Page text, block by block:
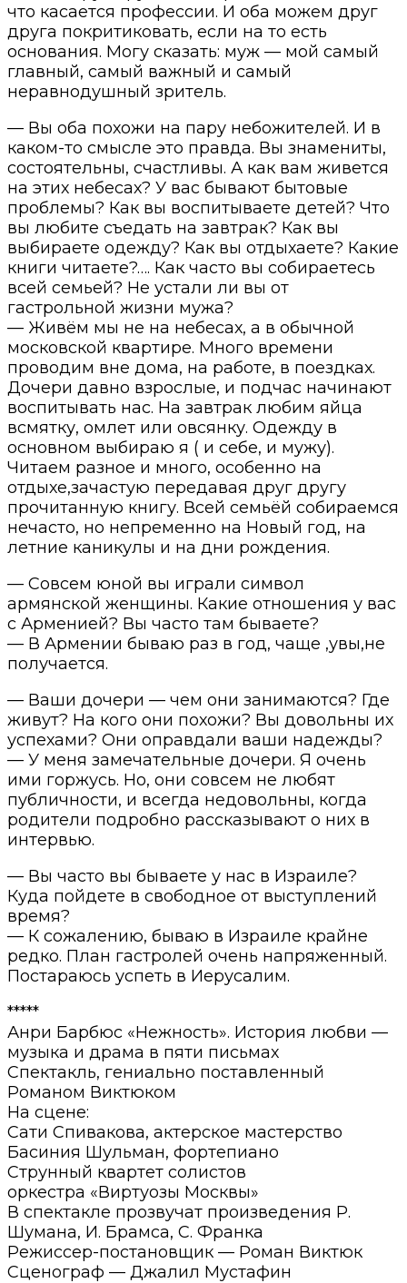
что касается профессии. И оба можем друг
друга покритиковать, если на то есть
основания. Могу сказать: муж — мой самый
главный, самый важный и самый
неравнодушный зритель.
— Вы оба похожи на пару небожителей. И в
каком-то смысле это правда. Вы знамениты,
состоятельны, счастливы. А как вам живется
на этих небесах? У вас бывают бытовые
проблемы? Как вы воспитываете детей? Что
вы любите съедать на завтрак? Как вы
выбираете одежду? Как вы отдыхаете? Какие
книги читаете?…. Как часто вы собираетесь
всей семьей? Не устали ли вы от
гастрольной жизни мужа?
— Живём мы не на небесах, а в обычной
московской квартире. Много времени
проводим вне дома, на работе, в поездках.
Дочери давно взрослые, и подчас начинают
воспитывать нас. На завтрак любим яйца
всмятку, омлет или овсянку. Одежду в
основном выбираю я ( и себе, и мужу).
Читаем разное и много, особенно на
отдыхе,зачастую передавая друг другу
прочитанную книгу. Всей семьёй собираемся
нечасто, но непременно на Новый год, на
летние каникулы и на дни рождения.
— Совсем юной вы играли символ
армянской женщины. Какие отношения у вас
с Арменией? Вы часто там бываете?
— В Армении бываю раз в год, чаще ,увы,не
получается.
— Ваши дочери — чем они занимаются? Где
живут? На кого они похожи? Вы довольны их
успехами? Они оправдали ваши надежды?
— У меня замечательные дочери. Я очень
ими горжусь. Но, они совсем не любят
публичности, и всегда недовольны, когда
родители подробно рассказывают о них в
интервью.
— Вы часто вы бываете у нас в Израиле?
Куда пойдете в свободное от выступлений
время?
— К сожалению, бываю в Израиле крайне
редко. План гастролей очень напряженный.
Постараюсь успеть в Иерусалим.
*****
Анри Барбюс «Нежность». История любви —
музыка и драма в пяти письмах
Спектакль, гениально поставленный
Романом Виктюком
На сцене:
Сати Спивакова, актерское мастерство
Басиния Шульман, фортепиано
Струнный квартет солистов
оркестра «Виртуозы Москвы»
В спектакле прозвучат произведения Р.
Шумана, И. Брамса, С. Франка
Режиссер-постановщик — Роман Виктюк
Сценограф — Джалил Мустафин